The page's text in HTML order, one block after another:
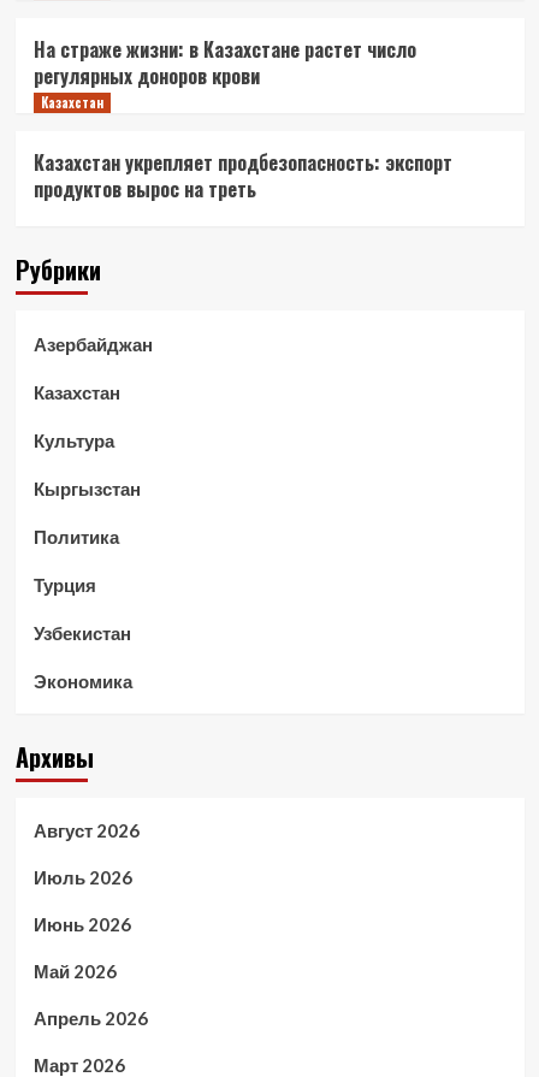
На страже жизни: в Казахстане растет число
регулярных доноров крови
Казахстан
Казахстан укрепляет продбезопасность: экспорт
продуктов вырос на треть
Рубрики
Азербайджан
Казахстан
Культура
Кыргызстан
Политика
Турция
Узбекистан
Экономика
Архивы
Август 2026
Июль 2026
Июнь 2026
Май 2026
Апрель 2026
Март 2026